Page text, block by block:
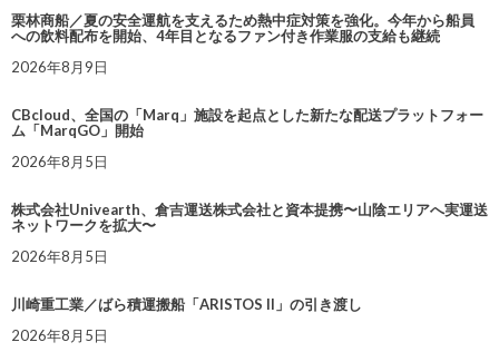
栗林商船／夏の安全運航を支えるため熱中症対策を強化。今年から船員
への飲料配布を開始、4年目となるファン付き作業服の支給も継続
2026年8月9日
CBcloud、全国の「Marq」施設を起点とした新たな配送プラットフォー
ム「MarqGO」開始
2026年8月5日
株式会社Univearth、倉吉運送株式会社と資本提携〜山陰エリアへ実運送
ネットワークを拡大〜
2026年8月5日
川崎重工業／ばら積運搬船「ARISTOS II」の引き渡し
2026年8月5日